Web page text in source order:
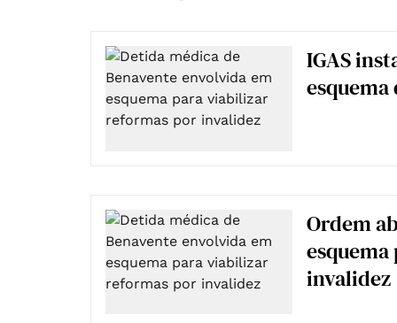
IGAS
Ordem
invalidez